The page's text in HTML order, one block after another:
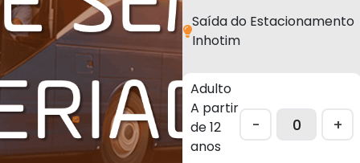
Saída do Estacionamento
Inhotim
Adulto
A partir
de 12
anos
- +